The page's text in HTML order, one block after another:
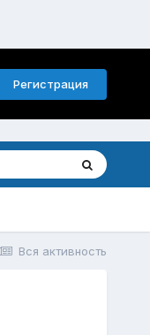
Регистрация
Вся активность